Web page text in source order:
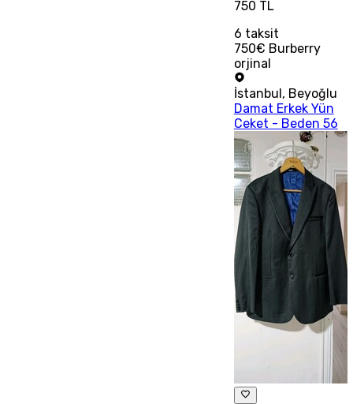
750 TL
6 taksit
750€ Burberry
orjinal
İstanbul, Beyoğlu
Damat Erkek Yün
Ceket - Beden 56